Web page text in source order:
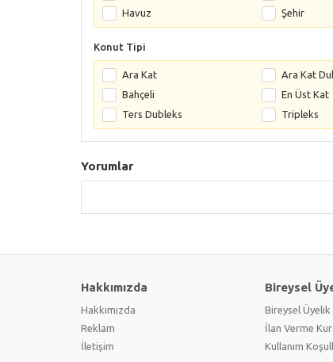
Havuz
Şehir
Konut Tipi
Ara Kat Ara Kat
Bahçeli
En Üst Kat
Ters Dubleks
Tripleks
Yorumlar
Hakkımızda
Hakkımızda
Reklam
İletişim
Bireysel
Bireysel
İlan Verme
Kullanım